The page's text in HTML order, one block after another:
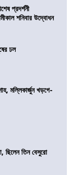
প্রদর্শনী
শনিবার উদ্বোধন
ঢল
মল্লিকার্জুন খড়গে-
ছিলেন তিন বেসুরো